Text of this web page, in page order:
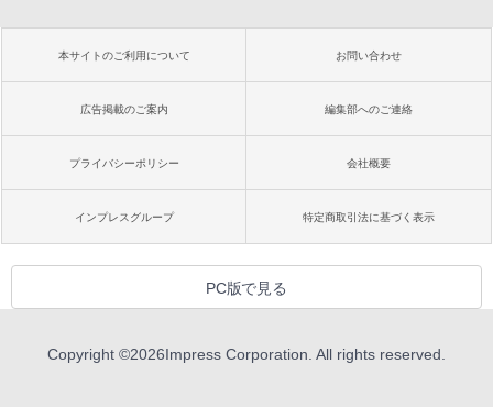
本サイトのご利用について お問い合わせ
広告掲載のご案内 編集部へのご連絡
プライバシーポリシー 会社概要
インプレスグループ 特定商取引法に基づく表示
PC版で見る
Copyright ©2026Impress Corporation. All rights reserved.